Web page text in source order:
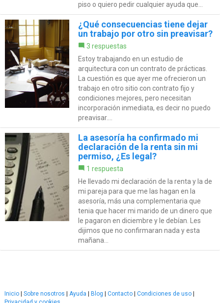
piso o quiero pedir cualquier ayuda que...
¿Qué consecuencias tiene dejar
un trabajo por otro sin preavisar?
3 respuestas
Estoy trabajando en un estudio de
arquitectura con un contrato de prácticas.
La cuestión es que ayer me ofrecieron un
trabajo en otro sitio con contrato fijo y
condiciones mejores, pero necesitan
incorporación inmediata, es decir no puedo
preavisar....
La asesoría ha confirmado mi
declaración de la renta sin mi
permiso, ¿Es legal?
1 respuesta
He llevado mi declaración de la renta y la de
mi pareja para que me las hagan en la
asesoría, más una complementaria que
tenia que hacer mi marido de un dinero que
le pagaron en diciembre y le debían. Les
dijimos que no confirmaran nada y esta
mañana...
Inicio Sobre nosotros Ayuda Blog Contacto Condiciones de uso